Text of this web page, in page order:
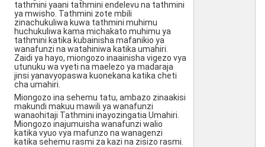
tathmini yaani tathmini endelevu na tathmini
ya mwisho. Tathmini zote mbili
zinachukuliwa kuwa tathmini muhimu
huchukuliwa kama michakato muhimu ya
tathmini katika kubainisha mafanikio ya
wanafunzi na watahiniwa katika umahiri.
Zaidi ya hayo, miongozo inaainisha vigezo vya
utunuku wa vyeti na maelezo ya madaraja
jinsi yanavyopaswa kuonekana katika cheti
cha umahiri.
Miongozo ina sehemu tatu, ambazo zinaakisi
makundi makuu mawili ya wanafunzi
wanaohitaji Tathmini inayozingatia Umahiri.
Miongozo inajumuisha wanafunzi walio
katika vyuo vya mafunzo na wanagenzi
katika sehemu rasmi za kazi na zisizo rasmi.